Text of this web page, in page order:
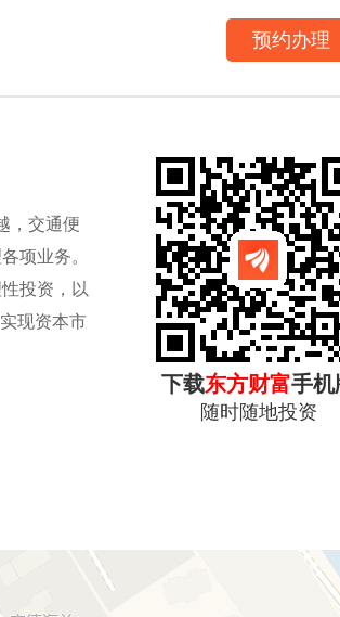
预约办理
，交通便
项业务。
投资，以
现资本市
下载东方财富手机
随时随地投资